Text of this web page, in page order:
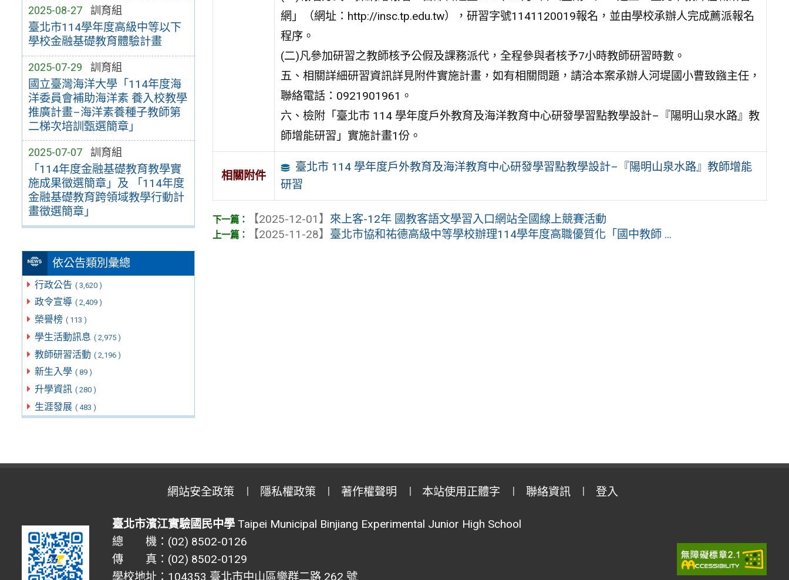
2025-08-27 訓育組
臺北市114學年度高級中等以下
學校金融基礎教育體驗計畫
2025-07-29 訓育組
國立臺灣海洋大學「114年度海
洋委員會補助海洋素 養入校教學
推廣計畫–海洋素養種子教師第
二梯次培訓甄選簡章」
2025-07-07 訓育組
「114年度金融基礎教育教學實
施成果徵選簡章」及 「114年度
金融基礎教育跨領域教學行動計
畫徵選簡章」
依公告類別彙總
行政公告 ( 3,620 )
政令宣導 ( 2,409 )
榮譽榜 ( 113 )
學生活動訊息 ( 2,975 )
教師研習活動 ( 2,196 )
新生入學 ( 89 )
升學資訊 ( 280 )
生涯發展 ( 483 )
網」（網址：http://insc.tp.edu.tw），研習字號1141120019報名，並由學校承辦人完成薦派報名
程序。
(二)凡參加研習之教師核予公假及課務派代，全程參與者核予7小時教師研習時數。
五、相關詳細研習資訊詳見附件實施計畫，如有相關問題，請洽本案承辦人河堤國小曹致鏹主任，
聯絡電話：0921901961。
六、檢附「臺北市 114 學年度戶外教育及海洋教育中心研發學習點教學設計–『陽明山泉水路』教
師增能研習」實施計畫1份。
相關附件
臺北市 114 學年度戶外教育及海洋教育中心研發學習點教學設計–『陽明山泉水路』教師增能
研習
【2025-12-01】 來上客-12年 國教客語文學習入口網站全國線上競賽活動
【2025-11-28】 臺北市協和祐德高級中等學校辦理114學年度高職優質化「國中教師 ...
網站安全政策 隱私權政策 著作權聲明 本站使用正體字 聯絡資訊 登入
臺北市濱江實驗國民中學Taipei Municipal Binjiang Experimental Junior High School
總 機：(02) 8502-0126
傳 真：(02) 8502-0129
學校地址：104353 臺北市中山區樂群二路 262 號